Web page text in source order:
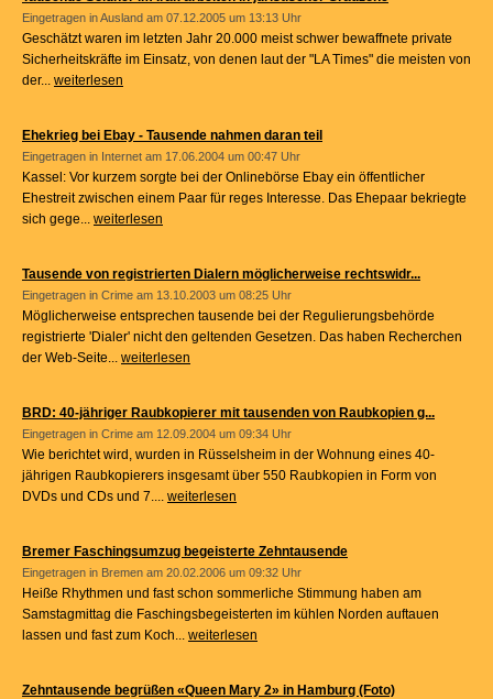
Eingetragen inAusland am 07.12.2005 um 13:13 Uhr
Geschätzt waren im letzten Jahr 20.000 meist schwer bewaffnete private
Sicherheitskräfte im Einsatz, von denen laut der "LA Times" die meisten von
der... weiterlesen
Ehekrieg bei Ebay - Tausende nahmen daran teil
Eingetragen in Internet am 17.06.2004 um 00:47 Uhr
Kassel: Vor kurzem sorgte bei der Onlinebörse Ebay ein öffentlicher
Ehestreit zwischen einem Paar für reges Interesse. Das Ehepaar bekriegte
sich gege... weiterlesen
Tausende von registrierten Dialern möglicherweise rechtswidr...
Eingetragen in Crime am 13.10.2003 um 08:25 Uhr
Möglicherweise entsprechen tausende bei der Regulierungsbehörde
registrierte 'Dialer' nicht den geltenden Gesetzen. Das haben Recherchen
der Web-Seite... weiterlesen
BRD: 40-jähriger Raubkopierer mit tausenden von Raubkopien g...
Eingetragen in Crime am 12.09.2004 um 09:34 Uhr
Wie berichtet wird, wurden in Rüsselsheim in der Wohnung eines 40-
jährigen Raubkopierers insgesamt über 550 Raubkopien in Form von
DVDs und CDs und 7.... weiterlesen
Bremer Faschingsumzug begeisterte Zehntausende
Eingetragen in Bremen am 20.02.2006 um 09:32 Uhr
Heiße Rhythmen und fast schon sommerliche Stimmung haben am
Samstagmittag die Faschingsbegeisterten im kühlen Norden auftauen
lassen und fast zum Koch... weiterlesen
Zehntausende begrüßen «Queen Mary 2» in Hamburg (Foto)